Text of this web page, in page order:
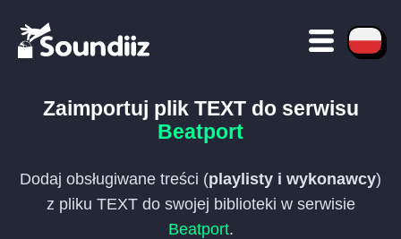
Zaimportuj plik TEXTdo serwisu
Beatport
Dodaj obsługiwane treści (playlisty i wykonawcy)
z pliku TEXTdo swojej biblioteki w serwisie
Beatport.